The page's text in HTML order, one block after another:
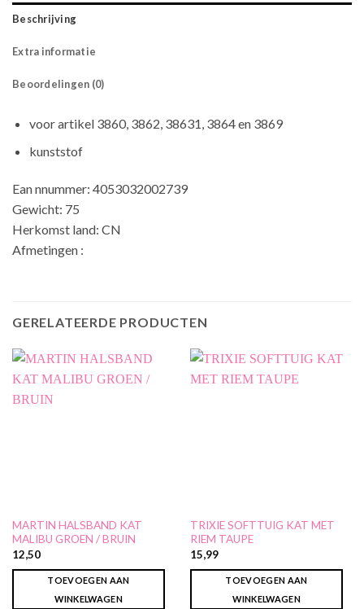
Beschrijving
Extra informatie
Beoordelingen (0)
voor artikel 3860, 3862, 38631, 3864 en 3869
kunststof
Ean nnummer: 4053032002739
Gewicht: 75
Herkomst land: CN
Afmetingen :
GERELATEERDE PRODUCTEN
MARTIN HALSBAND KAT
MALIBU GROEN / BRUIN
12,50
TOEVOEGEN AAN
WINKELWAGEN
TRIXIE SOFTTUIG KAT MET
RIEM TAUPE
15,99
TOEVOEGEN AAN
WINKELWAGEN